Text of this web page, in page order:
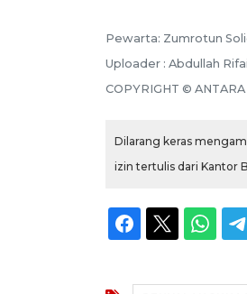
Pewarta: Zumrotun
Uploader : Abdullah Rifai
COPYRIGHT ©
Dilarang keras
izin tertulis dari Kantor